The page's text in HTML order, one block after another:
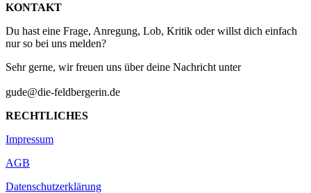
KONTAKT
Du hast eine Frage, Anregung, Lob, Kritik oder willst dich einfach
nur so bei uns melden?
Sehr gerne, wir freuen uns über deine Nachricht unter
gude@die-feldbergerin.de
RECHTLICHES
Impressum
AGB
Datenschutzerklärung